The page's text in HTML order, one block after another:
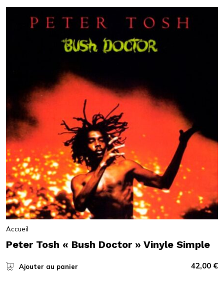
Accueil
Peter Tosh « Bush Doctor » Vinyle Simple
Ajouter au panier 42,00 €